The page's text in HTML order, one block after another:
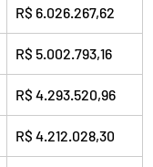
R$ 6.026.267,62
R$ 5.002.793,16
R$ 4.293.520,96
R$ 4.212.028,30